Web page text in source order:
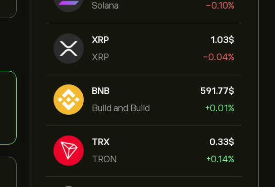
Solana
-0.10%
XRP
XRP
1.03‎$‎
-0.04%
BNB
Build and Build
591.77‎$‎
+0.01%
TRX
TRON
0.33‎$‎
+0.14%